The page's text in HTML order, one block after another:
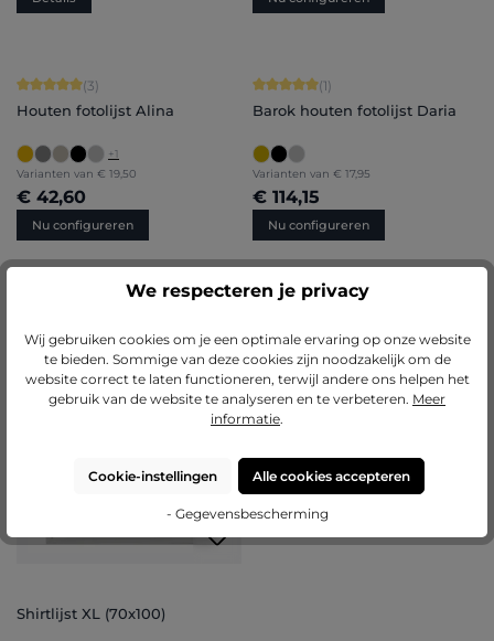
Gemiddelde waardering van 5 van 5 sterren
(3)
Houten fotolijst Alina
+1
Varianten van € 19,50
€ 42,60
Nu configureren
Gemiddelde waardering van 5 van 5
(1)
Barok houten fotolijst Daria
Varianten van € 17,95
€ 114,15
Nu configureren
Shirtlijst XL (70x100)
Houten fotolijst Emma
+9
We respecteren je privacy
Wij gebruiken cookies om je een optimale ervaring op onze website
te bieden. Sommige van deze cookies zijn noodzakelijk om de
website correct te laten functioneren, terwijl andere ons helpen het
gebruik van de website te analyseren en te verbeteren. Meer
informatie.
Cookie-instellingen Alle cookies accepteren
- Gegevensbescherming